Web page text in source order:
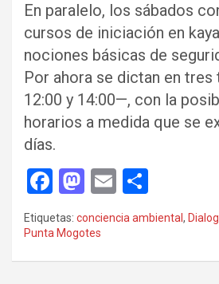
En paralelo, los sábados
cursos de iniciación en
nociones básicas de
Por ahora se dictan en tres
12:00 y 14:00—, con la
horarios a medida que se
días.
F
a
ce
b
M
st
o
E
m
ail
o
m
p
Etiquetas: conciencia ambiental ,
Punta Mogotes